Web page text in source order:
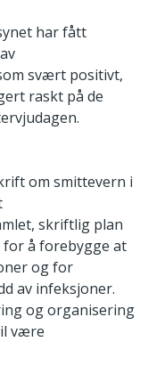
har fått
svært positivt,
raskt på de
om smittevern i
skriftlig plan
å forebygge at
og for
av infeksjoner.
og organisering
være